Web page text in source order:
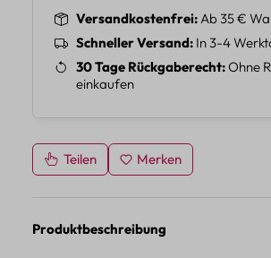
Versandkostenfrei Ab 35 €
Schneller Versand In 3-4
30 Tage Rückgaberecht Ohne
einkaufen
Teilen Merken
Produktbeschreibung